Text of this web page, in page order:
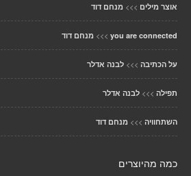
אוצר מילים >>> מנחם דוד
you are connected
>>> מנחם דוד
על הכתיבה >>> לבנה אדלר
תפילה >>> לבנה אדלר
השתחוויה >>> מנחם דוד
כמה מהיוצרים